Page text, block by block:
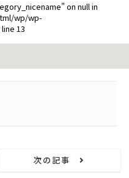
on null in
wp/wp-
13
次の記事